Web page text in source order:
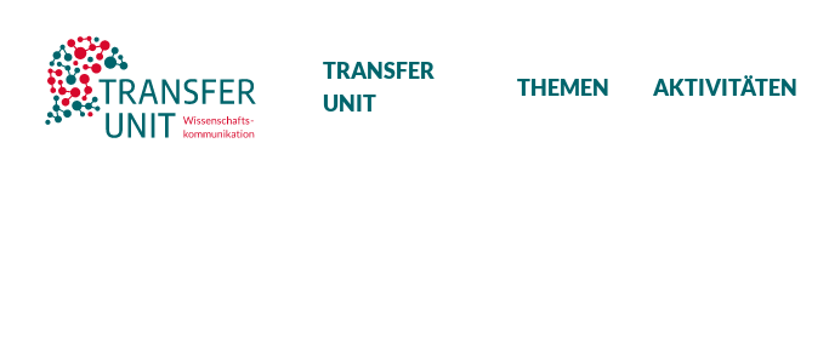
Transfer Unit
TRANSFER
UNIT
THEMEN AKTIVITÄTEN